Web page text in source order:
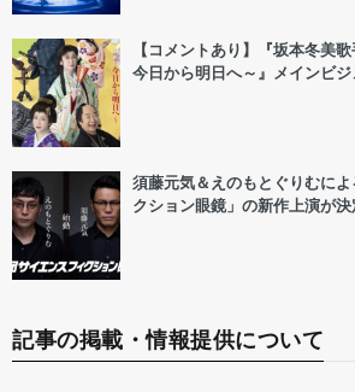
【コメントあり】『坂本冬美
今日から明日へ～』メインビジ
須藤元気＆えのもとぐりむに
クション眼鏡」の新作上演が決
記事の掲載・情報提供について